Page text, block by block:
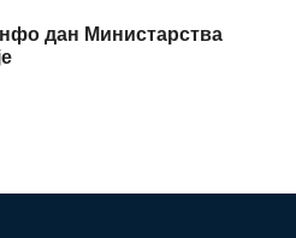
дан Министарства